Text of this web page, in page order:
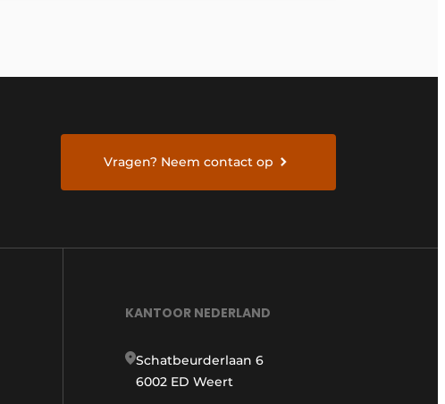
Vragen? Neem contact op
KANTOOR NEDERLAND
Schatbeurderlaan 6
6002 ED Weert